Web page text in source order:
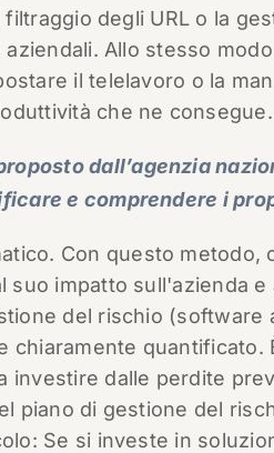
degli URL o la
Allo stesso
il telelavoro o la
che ne
dall’agenzia
e comprendere i
Con questo
suo impatto sull'azienda
del rischio
chiaramente
investire dalle perdite
piano di gestione del
Se si investe in